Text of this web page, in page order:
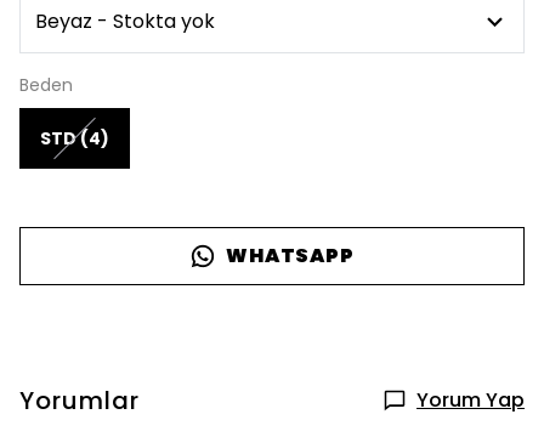
Beden
STD (4)
WHATSAPP
Yorumlar Yorum Yap